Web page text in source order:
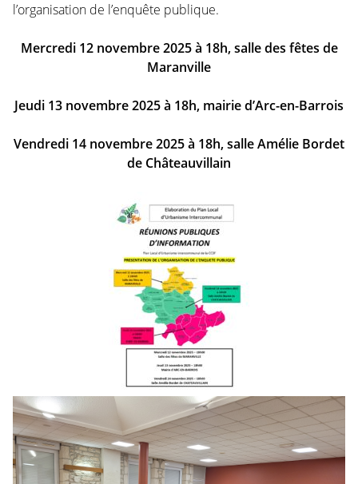
l’organisation de l’enquête publique.
Mercredi 12 novembre 2025 à 18h, salle des fêtes de
Maranville
Jeudi 13 novembre 2025 à 18h, mairie d’Arc-en-Barrois
Vendredi 14 novembre 2025 à 18h, salle Amélie Bordet
de Châteauvillain